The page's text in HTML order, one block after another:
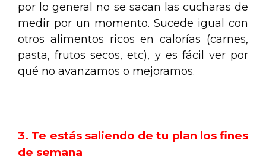
por lo general no se sacan las cucharas de
medir por un momento. Sucede igual con
otros alimentos ricos en calorías (carnes,
pasta, frutos secos, etc), y es fácil ver por
qué no avanzamos o mejoramos.
3. Te estás saliendo de tu plan los fines
de semana